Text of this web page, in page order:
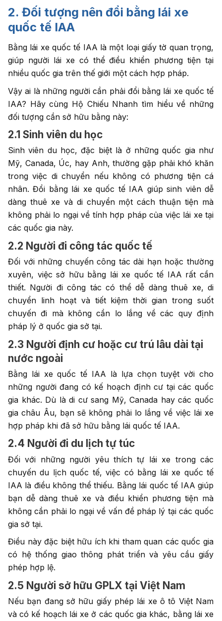
2. Đối tượng nên đổi bằng lái xe
quốc tế IAA
Bằng lái xe quốc tế IAA là một loại giấy tờ quan trọng,
giúp người lái xe có thể điều khiển phương tiện tại
nhiều quốc gia trên thế giới một cách hợp pháp.
Vậy ai là những người cần phải đổi bằng lái xe quốc tế
IAA? Hãy cùng Hộ Chiếu Nhanh tìm hiểu về những
đối tượng cần sở hữu bằng này:
2.1 Sinh viên du học
Sinh viên du học, đặc biệt là ở những quốc gia như
Mỹ, Canada, Úc, hay Anh, thường gặp phải khó khăn
trong việc di chuyển nếu không có phương tiện cá
nhân. Đổi bằng lái xe quốc tế IAA giúp sinh viên dễ
dàng thuê xe và di chuyển một cách thuận tiện mà
không phải lo ngại về tính hợp pháp của việc lái xe tại
các quốc gia này.
2.2 Người đi công tác quốc tế
Đối với những chuyến công tác dài hạn hoặc thường
xuyên, việc sở hữu bằng lái xe quốc tế IAA rất cần
thiết. Người đi công tác có thể dễ dàng thuê xe, di
chuyển linh hoạt và tiết kiệm thời gian trong suốt
chuyến đi mà không cần lo lắng về các quy định
pháp lý ở quốc gia sở tại.
2.3 Người định cư hoặc cư trú lâu dài tại
nước ngoài
Bằng lái xe quốc tế IAA là lựa chọn tuyệt vời cho
những người đang có kế hoạch định cư tại các quốc
gia khác. Dù là di cư sang Mỹ, Canada hay các quốc
gia châu Âu, bạn sẽ không phải lo lắng về việc lái xe
hợp pháp khi đã sở hữu bằng lái quốc tế IAA.
2.4 Người đi du lịch tự túc
Đối với những người yêu thích tự lái xe trong các
chuyến du lịch quốc tế, việc có bằng lái xe quốc tế
IAA là điều không thể thiếu. Bằng lái quốc tế IAA giúp
bạn dễ dàng thuê xe và điều khiển phương tiện mà
không cần phải lo ngại về vấn đề pháp lý tại các quốc
gia sở tại.
Điều này đặc biệt hữu ích khi tham quan các quốc gia
có hệ thống giao thông phát triển và yêu cầu giấy
phép hợp lệ.
2.5 Người sở hữu GPLX tại Việt Nam
Nếu bạn đang sở hữu giấy phép lái xe ô tô Việt Nam
và có kế hoạch lái xe ở các quốc gia khác, bằng lái xe